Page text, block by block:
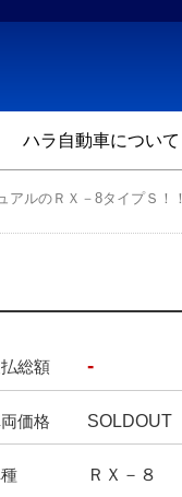
ハラ自動車について
ルのＲＸ－8タイプＳ！！
総額 -
価格 SOLDOUT
ＲＸ－８